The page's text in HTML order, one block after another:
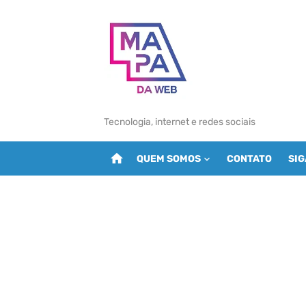
Tecnologia, internet e redes sociais
home QUEM SOMOS CONTATO